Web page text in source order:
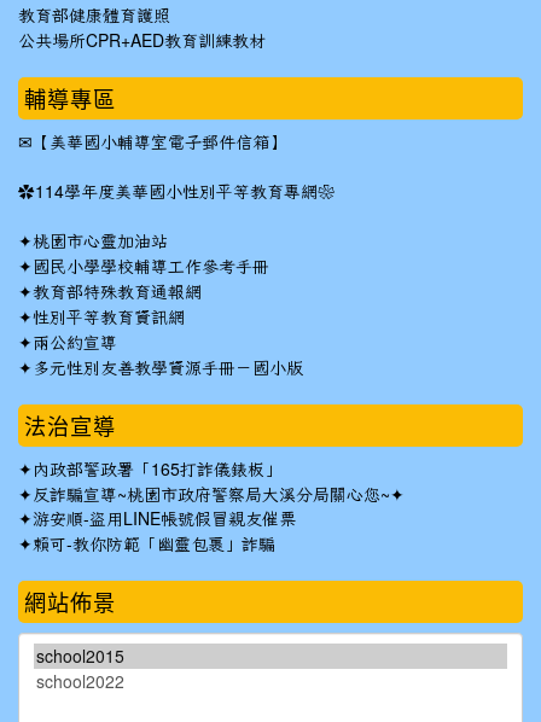
教育部健康體育護照
公共場所CPR+AED教育訓練教材
輔導專區
✉ 【美華國小輔導室電子郵件信箱】
✿114學年度美華國小性別平等教育專網❀
✦桃園市心靈加油站
✦ 國民小學學校輔導工作參考手冊
✦教育部特殊教育通報網
✦性別平等教育資訊網
✦兩公約宣導
✦ 多元性別友善教學資源手冊－國小版
法治宣導
✦ 內政部警政署「165打詐儀錶板」
✦反詐騙宣導~桃園市政府警察局大溪分局關心您~✦
✦游安順-盜用LINE帳號假冒親友催票
✦賴可-教你防範「幽靈包裹」詐騙
網站佈景